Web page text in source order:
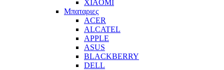
XIAOMI
Μπαταριες
ACER
ALCATEL
APPLE
ASUS
BLACKBERRY
DELL